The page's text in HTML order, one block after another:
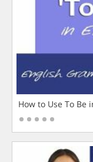
How to Use To Be